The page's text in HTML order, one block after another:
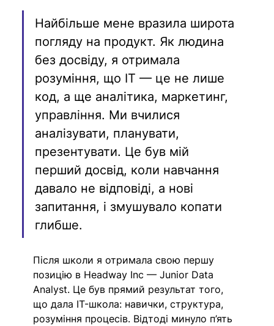
Найбільше мене вразила широта
погляду на продукт. Як людина
без досвіду, я отримала
розуміння, що IT — це не лише
код, а ще аналітика, маркетинг,
управління. Ми вчилися
аналізувати, планувати,
презентувати. Це був мій
перший досвід, коли навчання
давало не відповіді, а нові
запитання, і змушувало копати
глибше.
Після школи я отримала свою першу
позицію в Headway Inc — Junior Data
Analyst. Це був прямий результат того,
що дала IT-школа: навички, структура,
розуміння процесів. Відтоді минуло п’ять